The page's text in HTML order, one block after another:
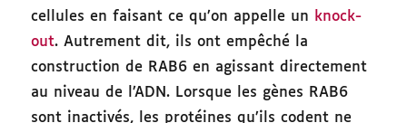
cellules en faisant ce qu’on appelle un knock-
out. Autrement dit, ils ont empêché la
construction de RAB6 en agissant directement
au niveau de l’ADN. Lorsque les gènes RAB6
sont inactivés, les protéines qu’ils codent ne